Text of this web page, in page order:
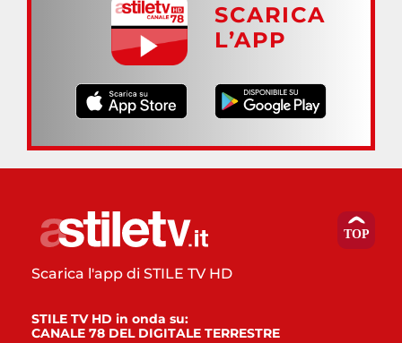
SCARICA
L’APP
Scarica l'app di STILE TV HD
STILE TV HD in onda su:
CANALE 78 DEL DIGITALE TERRESTRE